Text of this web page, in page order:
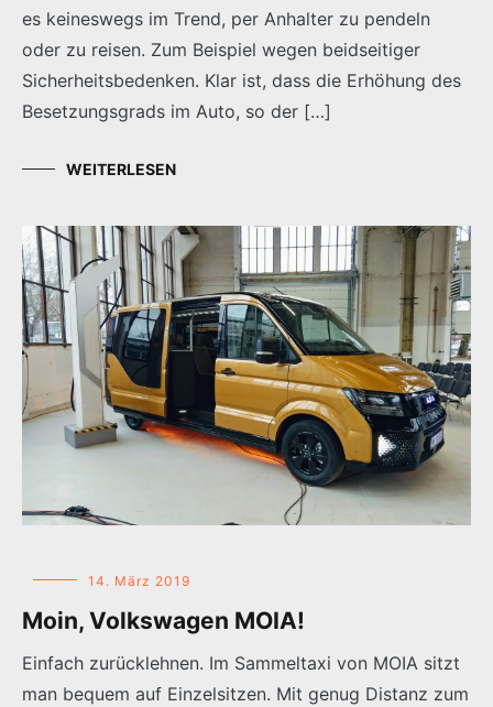
es keineswegs im Trend, per Anhalter zu pendeln
oder zu reisen. Zum Beispiel wegen beidseitiger
Sicherheitsbedenken. Klar ist, dass die Erhöhung des
Besetzungsgrads im Auto, so der […]
WEITERLESEN
14. März 2019
Moin, Volkswagen MOIA!
Einfach zurücklehnen. Im Sammeltaxi von MOIA sitzt
man bequem auf Einzelsitzen. Mit genug Distanz zum